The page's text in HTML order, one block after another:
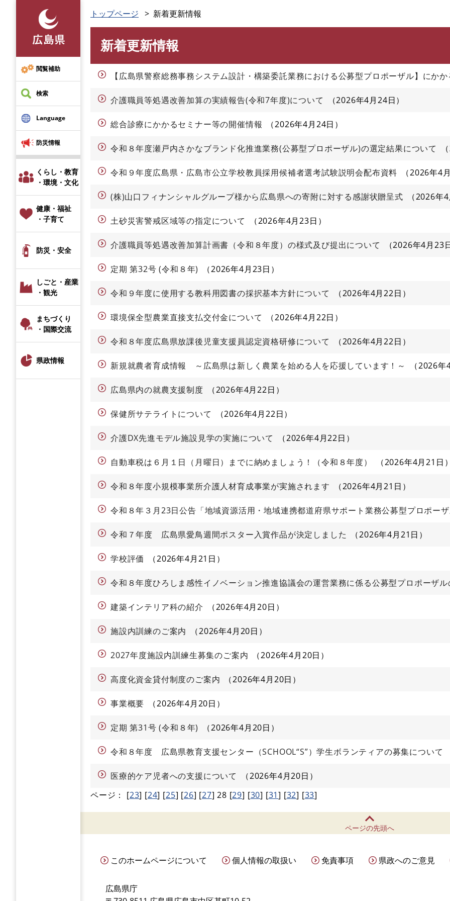
先
頭
で
す
閲覧補助
検索
Language
防災情報
くらし・教育
・環境・文化
健康・福祉
・子育て
防災・安全
しごと・産業
・観光
まちづくり
・国際交流
県政情報
トップページ 新着更新情報
新着更新情報
【広島県警察総務事務システム設計・構築委託業務における公募型プロポーザル】にか
介護職員等処遇改善加算の実績報告(令和7年度)について 2026年4月24日
総合診療にかかるセミナー等の開催情報 2026年4月24日
令和８年度瀬戸内さかなブランド化推進業務(公募型プロポーザル)の選定結果について
令和９年度広島県・広島市公立学校教員採用候補者選考試験説明会配布資料 2026年4
(株)山口フィナンシャルグループ様から広島県への寄附に対する感謝状贈呈式 2026年
土砂災害警戒区域等の指定について 2026年4月23日
介護職員等処遇改善加算計画書（令和８年度）の様式及び提出について 2026年4月23
定期 第32号 (令和８年) 2026年4月23日
令和９年度に使用する教科用図書の採択基本方針について 2026年4月22日
環境保全型農業直接支払交付金について 2026年4月22日
令和８年度広島県放課後児童支援員認定資格研修について 2026年4月22日
新規就農者育成情報 ～広島県は新しく農業を始める人を応援しています！～ 2026年
広島県内の就農支援制度 2026年4月22日
保健所サテライトについて 2026年4月22日
介護DX先進モデル施設見学の実施について 2026年4月22日
自動車税は６月１日（月曜日）までに納めましょう！（令和８年度） 2026年4月21日
令和８年度小規模事業所介護人材育成事業が実施されます 2026年4月21日
令和８年３月23日公告「地域資源活用・地域連携都道府県サポート業務公募型プロポー
令和７年度 広島県愛鳥週間ポスター入賞作品が決定しました 2026年4月21日
学校評価 2026年4月21日
令和８年度ひろしま感性イノベーション推進協議会の運営業務に係る公募型プロポーザ
建築インテリア科の紹介 2026年4月20日
施設内訓練のご案内 2026年4月20日
2027年度施設内訓練生募集のご案内 2026年4月20日
高度化資金貸付制度のご案内 2026年4月20日
事業概要 2026年4月20日
定期 第31号 (令和８年) 2026年4月20日
令和８年度 広島県教育支援センター（SCHOOL“S”）学生ボランティアの募集について
医療的ケア児者への支援について
2026年4月20日
ページ：
[23] [24] [25] [26] [27] 28 [29] [30] [31] [32] [33]
ページの先頭へ
このホームページについて 個人情報の取扱い 免責事項 県政へのご意見
広島県庁